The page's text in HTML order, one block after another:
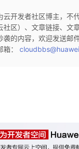
云开发者社区博主，
社区）、文章链接、文
袭的内容，欢迎发送邮
箱：